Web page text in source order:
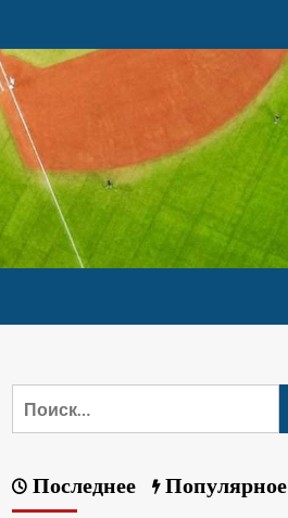
Последнее Популярное